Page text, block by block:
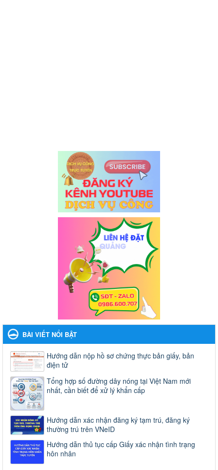
BÀI VIẾT NỔI BẬT
Hướng dẫn nộp hồ sơ chứng thực bản giấy, bản
điện tử
Tổng hợp số đường dây nóng tại Việt Nam mới
nhất, cần biết để xử lý khẩn cấp
Hướng dẫn xác nhận đăng ký tạm trú, đăng ký
thường trú trên VNeID
Hướng dẫn thủ tục cấp Giấy xác nhận tình trạng
hôn nhân